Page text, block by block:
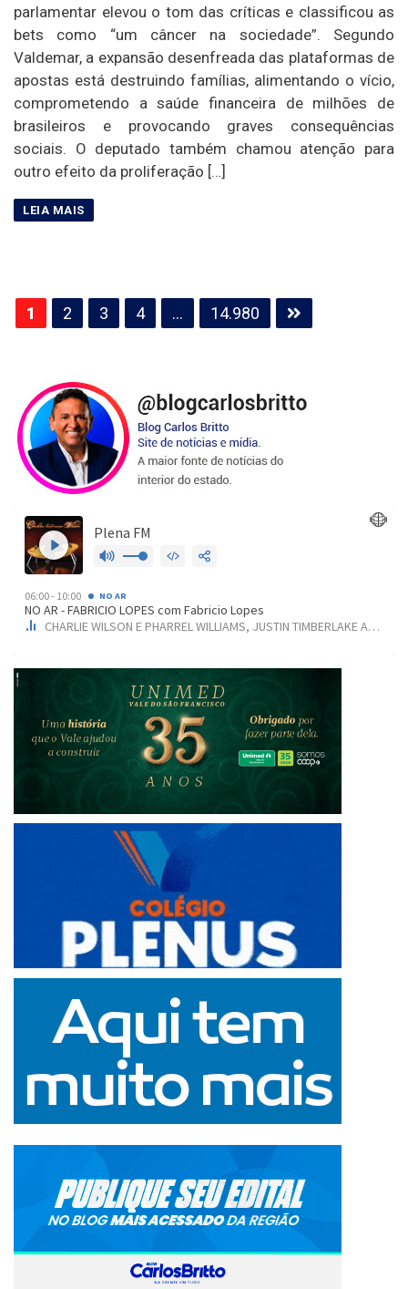
parlamentar elevou o tom das críticas e classificou as
bets como “um câncer na sociedade”. Segundo
Valdemar, a expansão desenfreada das plataformas de
apostas está destruindo famílias, alimentando o vício,
comprometendo a saúde financeira de milhões de
brasileiros e provocando graves consequências
sociais. O deputado também chamou atenção para
outro efeito da proliferação […]
Paginação
de
1 2 3 4 … 14.980